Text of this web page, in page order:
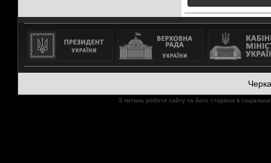
З питань роботи сайту та його сторінок в